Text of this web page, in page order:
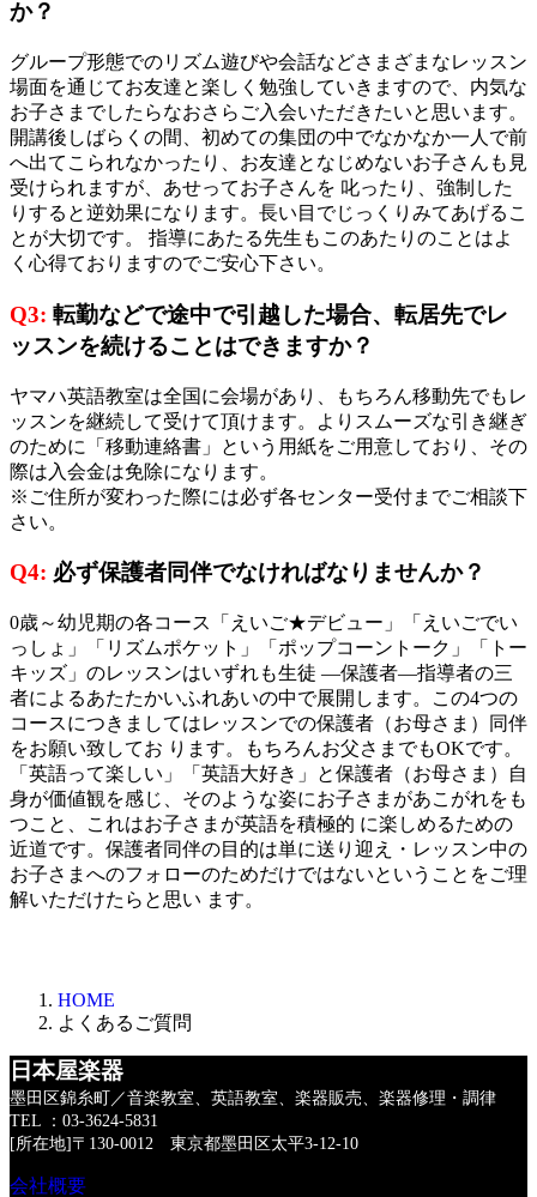
か？
グループ形態でのリズム遊びや会話などさまざまなレッスン
場面を通じてお友達と楽しく勉強していきますので、内気な
お子さまでしたらなおさらご入会いただきたいと思います。
開講後しばらくの間、初めての集団の中でなかなか一人で前
へ出てこられなかったり、お友達となじめないお子さんも見
受けられますが、あせってお子さんを 叱ったり、強制した
りすると逆効果になります。長い目でじっくりみてあげるこ
とが大切です。 指導にあたる先生もこのあたりのことはよ
く心得ておりますのでご安心下さい。
Q3: 転勤などで途中で引越した場合、転居先でレ
ッスンを続けることはできますか？
ヤマハ英語教室は全国に会場があり、もちろん移動先でもレ
ッスンを継続して受けて頂けます。よりスムーズな引き継ぎ
のために「移動連絡書」という用紙をご用意しており、その
際は入会金は免除になります。
※ご住所が変わった際には必ず各センター受付までご相談下
さい。
Q4: 必ず保護者同伴でなければなりませんか？
0歳～幼児期の各コース「えいご★デビュー」「えいごでい
っしょ」「リズムポケット」「ポップコーントーク」「トー
キッズ」のレッスンはいずれも生徒 ―保護者―指導者の三
者によるあたたかいふれあいの中で展開します。この4つの
コースにつきましてはレッスンでの保護者（お母さま）同伴
をお願い致してお ります。もちろんお父さまでもOKです。
「英語って楽しい」「英語大好き」と保護者（お母さま）自
身が価値観を感じ、そのような姿にお子さまがあこがれをも
つこと、これはお子さまが英語を積極的 に楽しめるための
近道です。保護者同伴の目的は単に送り迎え・レッスン中の
お子さまへのフォローのためだけではないということをご理
解いただけたらと思い ます。
HOME
よくあるご質問
日本屋楽器
墨田区錦糸町／音楽教室、英語教室、楽器販売、楽器修理・調律
TEL ：03-3624-5831
[所在地]〒130-0012 東京都墨田区太平3-12-10
会社概要